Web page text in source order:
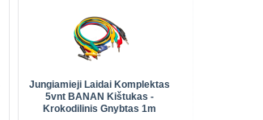
Jungiamieji Laidai Komplektas
5vnt BANAN Kištukas -
Krokodilinis Gnybtas 1m